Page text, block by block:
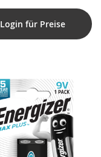
Login für Preise